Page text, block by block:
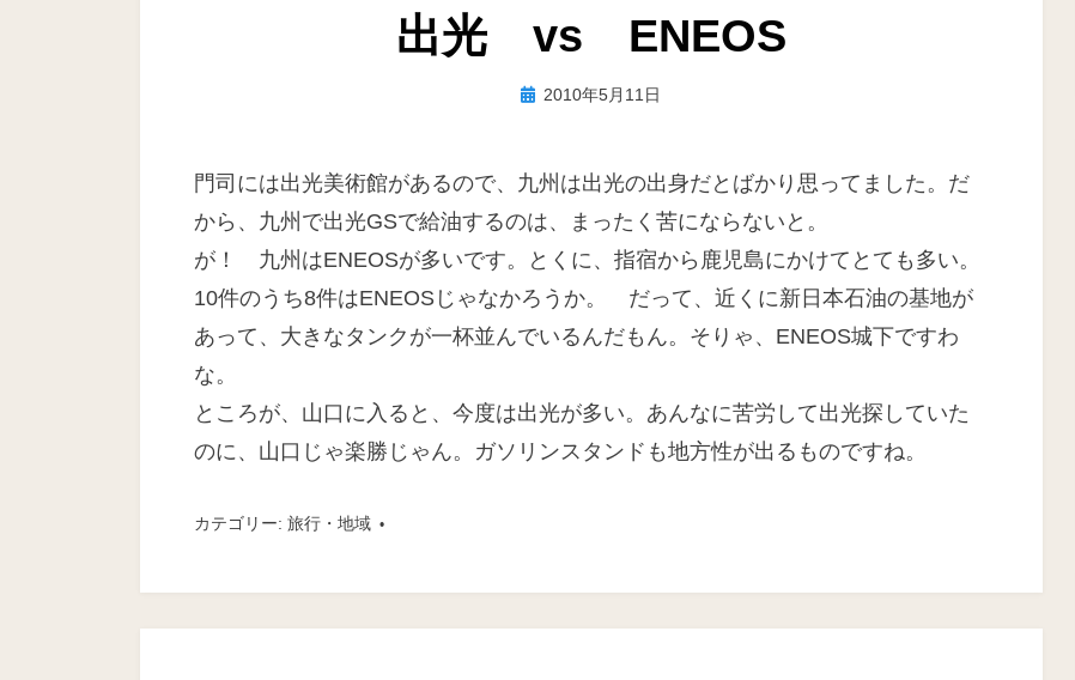
出光 vs ENEOS
投稿者ike
投 2010年5月11日
門司には出光美術館があるので、九州は出光の出身だとばかり思ってました。だ
から、九州で出光GSで給油するのは、まったく苦にならないと。
が！ 九州はENEOSが多いです。とくに、指宿から鹿児島にかけてとても多い。
10件のうち8件はENEOSじゃなかろうか。 だって、近くに新日本石油の基地が
あって、大きなタンクが一杯並んでいるんだもん。そりゃ、ENEOS城下ですわ
な。
ところが、山口に入ると、今度は出光が多い。あんなに苦労して出光探していた
のに、山口じゃ楽勝じゃん。ガソリンスタンドも地方性が出るものですね。
カテゴリー: 旅行・地域